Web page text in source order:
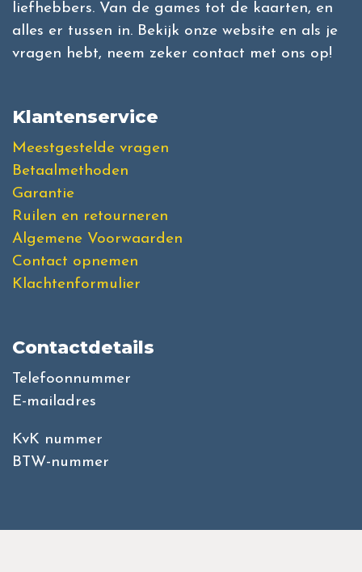
liefhebbers. Van de games tot de kaarten, en
alles er tussen in. Bekijk onze website en als je
vragen hebt, neem zeker contact met ons op!
Klantenservice
Meestgestelde vragen
Betaalmethoden
Garantie
Ruilen en retourneren
Algemene Voorwaarden
Contact opnemen
Klachtenformulier
Contactdetails
Telefoonnummer
E-mailadres
KvK nummer
BTW-nummer